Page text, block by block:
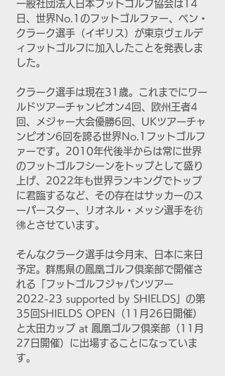
一般社団法人日本フットゴルフ協会は14
日、世界No.1のフットゴルファー、ベン・
クラーク選手（イギリス）が東京ヴェルデ
ィフットゴルフに加入したことを発表しま
した。
クラーク選手は現在31歳。これまでにワー
ルドツアーチャンピオン4回、欧州王者4
回、メジャー大会優勝6回、UKツアーチャ
ンピオン6回を誇る世界No.1フットゴルフ
ァーです。2010年代後半からは常に世界
のフットゴルフシーンをトップとして盛り
上げ、2022年も世界ランキングでトップ
に君臨するなど、その存在はサッカーのス
ーパースター、リオネル・メッシ選手を彷
彿とさせています。
そんなクラーク選手は今月末、日本に来日
予定。群馬県の鳳凰ゴルフ倶楽部で開催さ
れる「フットゴルフジャパンツアー
2022-23 supported by SHIELDS」の第
35回SHIELDS OPEN（11月26日開催）
と太田カップ at 鳳凰ゴルフ倶楽部（11月
27日開催）に出場することになっていま
す。